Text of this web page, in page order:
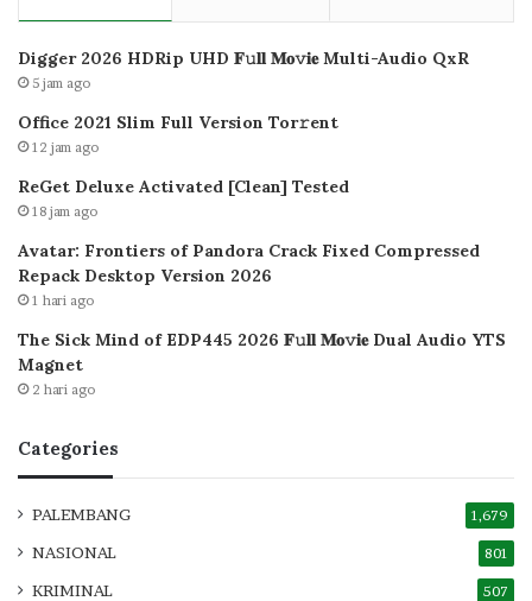
Digger 2026 HDRip UHD 𝐅𝚞𝐥𝐥 𝐌𝐨𝚟𝐢𝐞 Multi-Audio QxR
5 jam ago
Office 2021 Slim Full Version Tor𝚛ent
12 jam ago
ReGet Deluxe Activated [Clean] Tested
18 jam ago
Avatar: Frontiers of Pandora Crack Fixed Compressed
Repack Desktop Version 2026
1 hari ago
The Sick Mind of EDP445 2026 𝐅𝚞𝐥𝐥 𝐌𝐨𝚟𝐢𝐞 Dual Audio YTS
Magnet
2 hari ago
Categories
PALEMBANG 1,679
NASIONAL 801
KRIMINAL 507